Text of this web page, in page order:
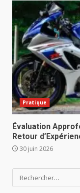
Pratique
Évaluation
Retour
30 juin 2026
Rechercher :